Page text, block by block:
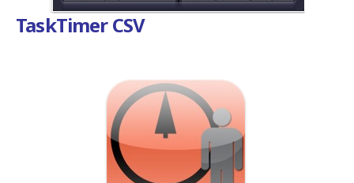
TaskTimer CSV